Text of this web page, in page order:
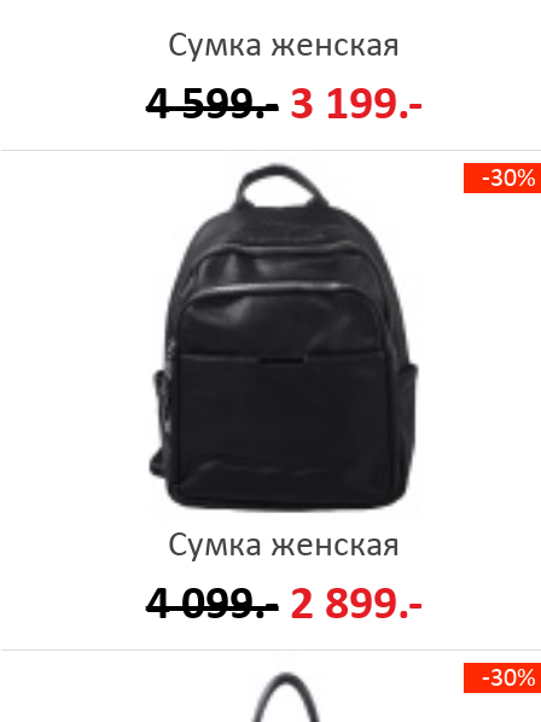
Сумка женская
4 599.- 3 199.-
-30%
Сумка женская
4 099.- 2 899.-
-30%